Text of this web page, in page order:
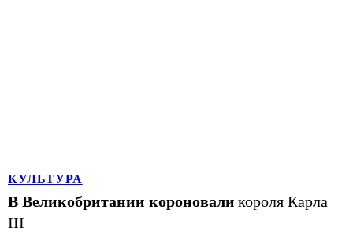
КУЛЬТУРА
В Великобритании короновали короля Карла
III